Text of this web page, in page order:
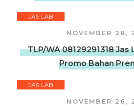
JAS LAB
NOVEMBER 28,
TLP/WA 08129291318 Jas
Promo Bahan
JAS LAB
NOVEMBER 26,